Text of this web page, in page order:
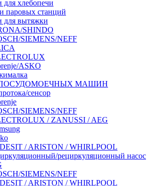
для хлебопечи
паровых станций
для вытяжки
SHINDO
SIEMENS/NEFF
ASKO
ПОСУДОМОЕЧНЫХ МАШИН
сенсор
SIEMENS/NEFF
/ ZANUSSI / AEG
/ ARISTON / WHIRLPOOL
рециркуляционный насос
SIEMENS/NEFF
/ ARISTON / WHIRLPOOL